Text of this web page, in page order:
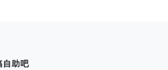
自助吧